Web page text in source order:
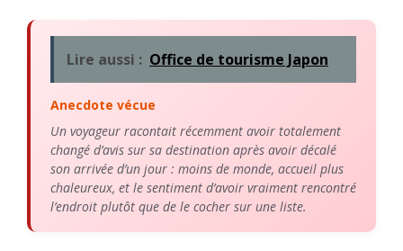
Lire aussi : Office de tourisme Japon
Anecdote vécue
Un voyageur racontait récemment avoir totalement
changé d’avis sur sa destination après avoir décalé
son arrivée d’un jour : moins de monde, accueil plus
chaleureux, et le sentiment d’avoir vraiment rencontré
l’endroit plutôt que de le cocher sur une liste.